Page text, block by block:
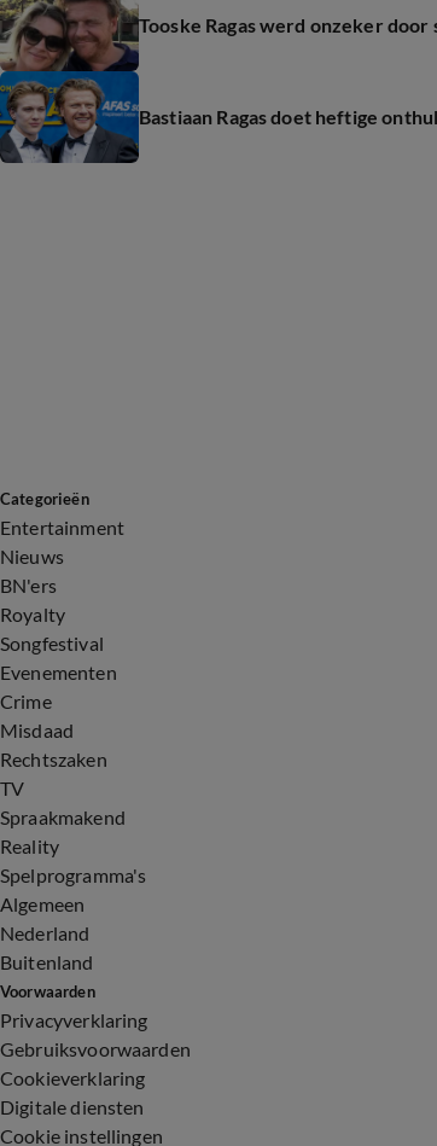
Tooske Ragas werd onzeker
Bastiaan Ragas doet heftige
Categorieën
Entertainment
Nieuws
BN'ers
Royalty
Songfestival
Evenementen
Crime
Misdaad
Rechtszaken
TV
Spraakmakend
Reality
Spelprogramma's
Algemeen
Nederland
Buitenland
Voorwaarden
Privacyverklaring
Gebruiksvoorwaarden
Cookieverklaring
Digitale diensten
Cookie instellingen